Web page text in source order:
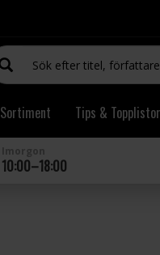
Sortiment Tips & Topplistor
10:00–18:00